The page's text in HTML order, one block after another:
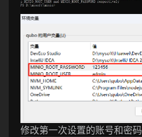
修改第一次设置的账号和密码